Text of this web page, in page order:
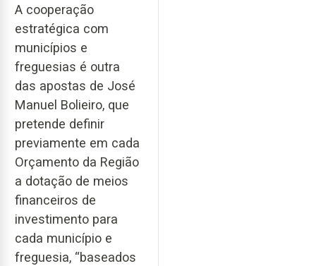
A cooperação
estratégica com
municípios e
freguesias é outra
das apostas de José
Manuel Bolieiro, que
pretende definir
previamente em cada
Orçamento da Região
a dotação de meios
financeiros de
investimento para
cada município e
freguesia, “baseados